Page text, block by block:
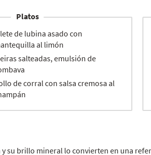
Platos
de lubina asado con
al limón
salteadas, emulsión de
de corral con salsa cremosa al
y su brillo mineral lo convierten en una